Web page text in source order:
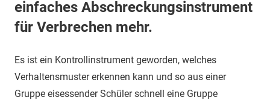
einfaches Abschreckungsinstrument
für Verbrechen mehr.
Es ist ein Kontrollinstrument geworden, welches
Verhaltensmuster erkennen kann und so aus einer
Gruppe eisessender Schüler schnell eine Gruppe